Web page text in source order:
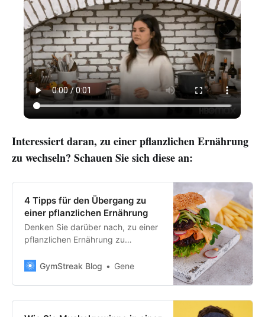
Interessiert daran, zu einer pflanzlichen Ernährung
zu wechseln? Schauen Sie sich diese an:
4 Tipps für den Übergang zu
einer pflanzlichen Ernährung
Denken Sie darüber nach, zu einer
pflanzlichen Ernährung zu
diese 4 Tipps ansehen, die den
werden.
GymStreak Blog Gene